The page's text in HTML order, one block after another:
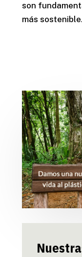
son
más sostenible.